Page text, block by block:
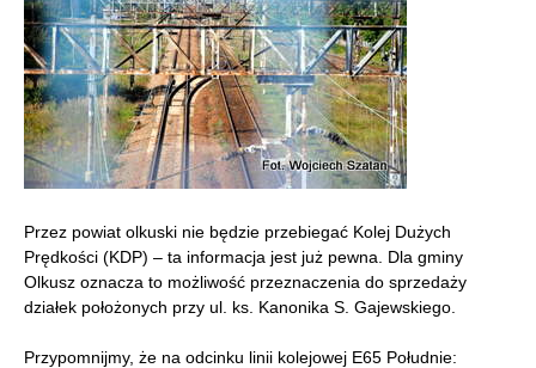
Przez powiat olkuski nie będzie przebiegać Kolej Dużych
Prędkości (KDP) – ta informacja jest już pewna. Dla gminy
Olkusz oznacza to możliwość przeznaczenia do sprzedaży
działek położonych przy ul. ks. Kanonika S. Gajewskiego.
Przypomnijmy, że na odcinku linii kolejowej E65 Południe: